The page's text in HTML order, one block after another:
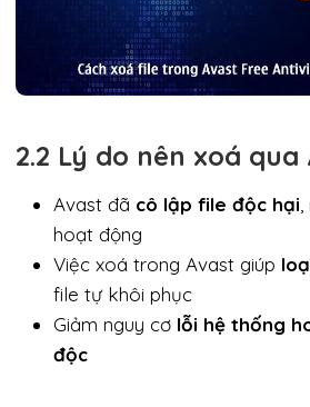
2.2 Lý do nên xoá qua
Avast đã cô lập file độc hại
hoạt động
Việc xoá trong Avast giúp
file tự khôi phục
Giảm nguy cơ lỗi hệ thống
độc